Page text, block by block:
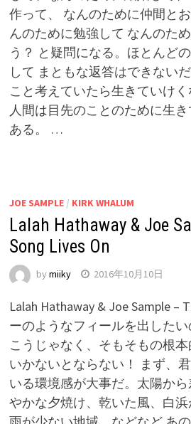
作って、 なんのために仲間と
んのために勉強して なんのた
う？ と疑問になる。ほとんど
して まともな返答はできない
こと考えていたら生きていけ
人間は目先のことのために生
ある。 …
JOE SAMPLE/ KIRK WHALUM
Lalah Hathaway & Joe
Song Lives On
by miiky 2016年10月10日
Lalah Hathaway & Joe Sample –
ーのようなフィールを出した
こうじゃなく、そもそもの根
いかないとならない！ まず、
いる環境感が大事だ。太陽か
やかな夕焼け、乾いた風、白浜